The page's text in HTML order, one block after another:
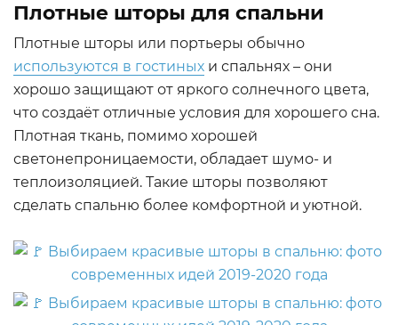
Плотные шторы для спальни
Плотные шторы или портьеры обычно
используются в гостиных и спальнях – они
хорошо защищают от яркого солнечного цвета,
что создаёт отличные условия для хорошего сна.
Плотная ткань, помимо хорошей
светонепроницаемости, обладает шумо- и
теплоизоляцией. Такие шторы позволяют
сделать спальню более комфортной и уютной.